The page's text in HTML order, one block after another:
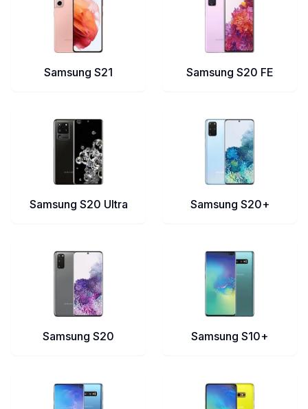
Samsung S21 Samsung S20 FE
Samsung S20 Ultra Samsung S20+
Samsung S20 Samsung S10+